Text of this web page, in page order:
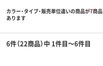
カラー・タイプ・販売単位違いの商品が7商品
あります
6件（22商品）中 1件目～6件目